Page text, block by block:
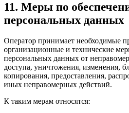
11. Меры по
персональных данных
Оператор принимает необходимые
организационные и технические
персональных данных от
доступа, уничтожения, изменения,
копирования, предоставления,
иных неправомерных действий.
К таким мерам относятся: